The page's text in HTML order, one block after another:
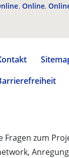
Online
Fragen zum